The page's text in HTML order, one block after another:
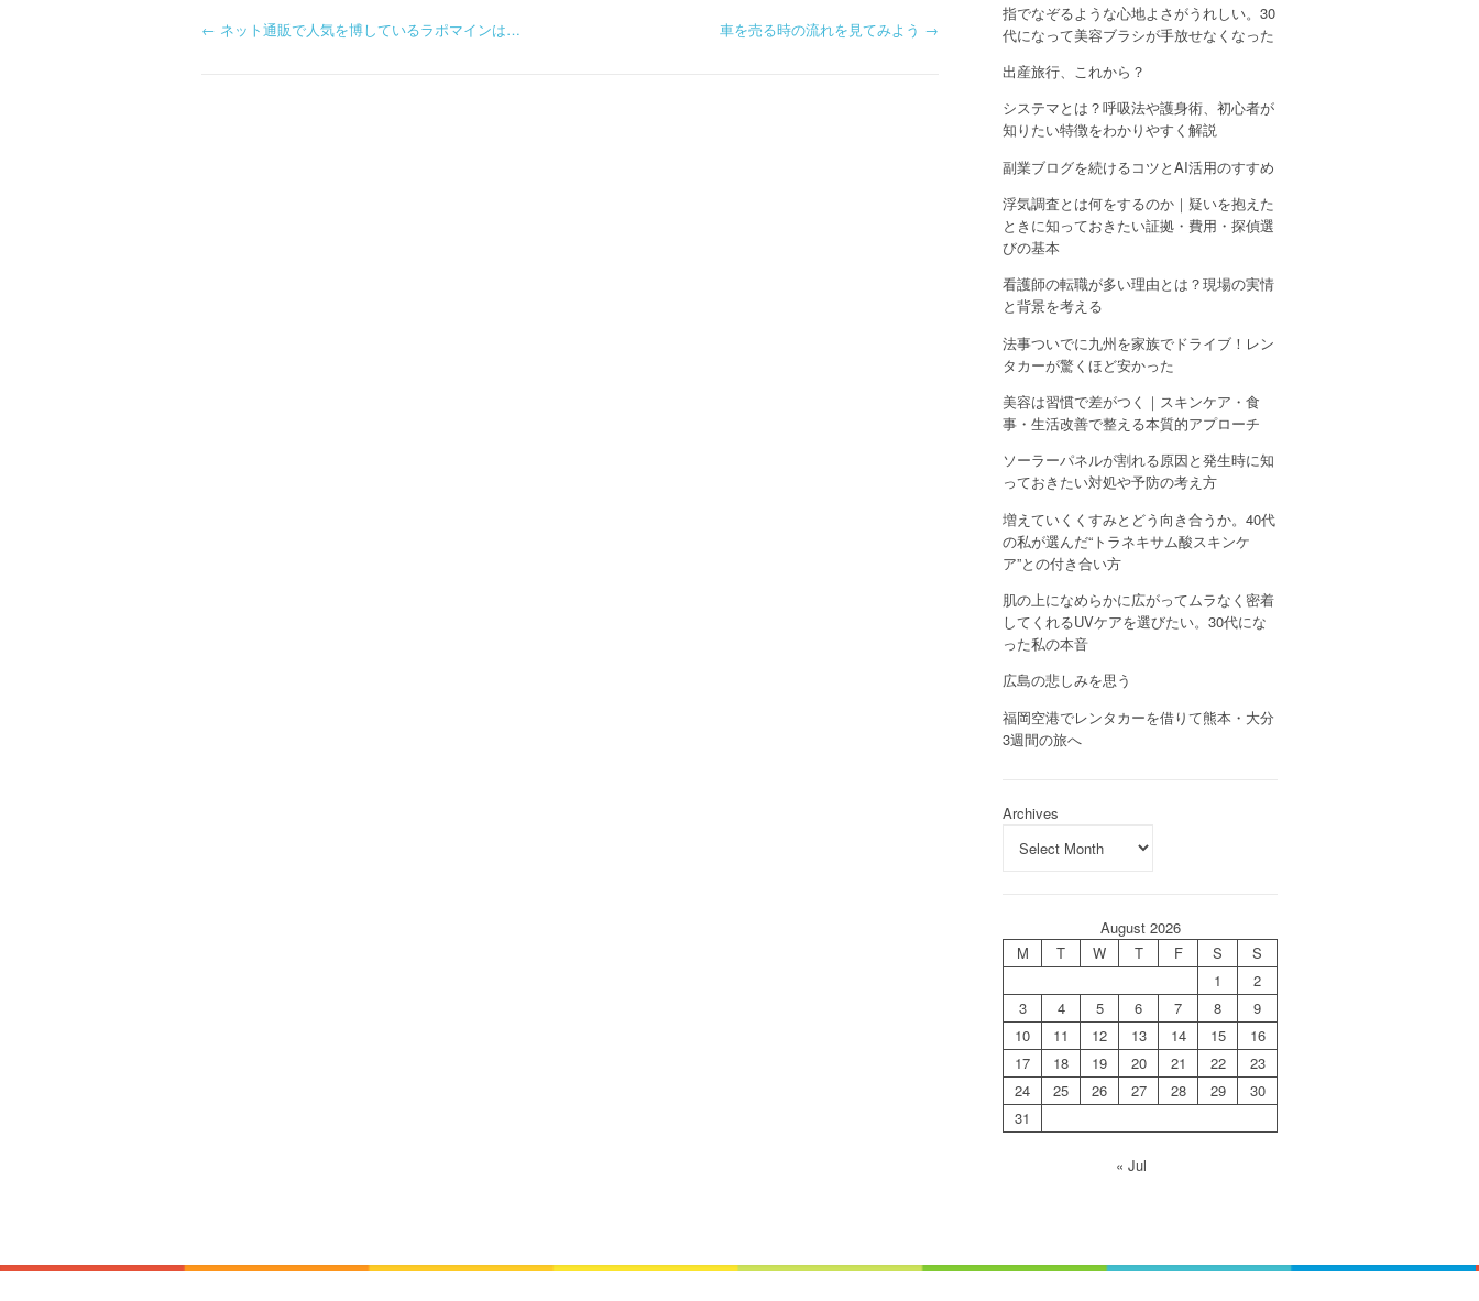
P
← ネット通販で人気を博しているラポマインは… 車を売る時の流れを見てみよう →
指でなぞるような心地よさがうれしい。30
代になって美容ブラシが手放せなくなった
出産旅行、これから？
システマとは？呼吸法や護身術、初心者が
知りたい特徴をわかりやすく解説
副業ブログを続けるコツとAI活用のすすめ
浮気調査とは何をするのか｜疑いを抱えた
ときに知っておきたい証拠・費用・探偵選
びの基本
看護師の転職が多い理由とは？現場の実情
と背景を考える
法事ついでに九州を家族でドライブ！レン
タカーが驚くほど安かった
美容は習慣で差がつく｜スキンケア・食
事・生活改善で整える本質的アプローチ
ソーラーパネルが割れる原因と発生時に知
っておきたい対処や予防の考え方
増えていくくすみとどう向き合うか。40代
の私が選んだ“トラネキサム酸スキンケ
ア”との付き合い方
肌の上になめらかに広がってムラなく密着
してくれるUVケアを選びたい。30代にな
った私の本音
広島の悲しみを思う
福岡空港でレンタカーを借りて熊本・大分
3週間の旅へ
Archives
August 2026
M
T W T F S
S
1
2
3
4 5 6 7 8
9
10
11 12 13 14 15
16
17
18 19 20 21 22
23
24
25 26 27 28 29
30
31
« Jul